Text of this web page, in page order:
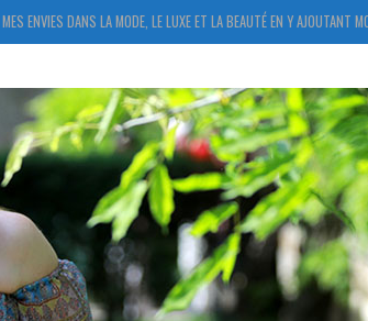
ENVIES DANS LA MODE, LE LUXE ET LA BEAUTÉ EN Y AJOUTANT